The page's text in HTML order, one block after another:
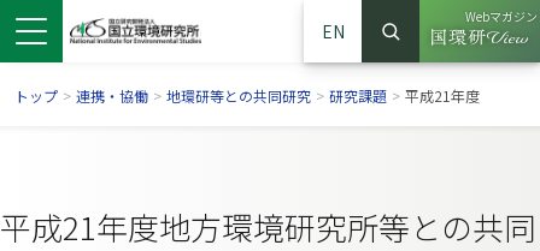
EN
サイト内検索
検索
Webマガジン
（別ウイ
トップ > 連携・協働 > 地環研等との共同研究 > 研究課題 > 平成21年度
平成21年度地方環境研究所等との共同